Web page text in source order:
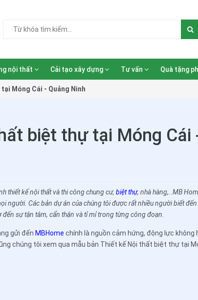
nội thất Cải tạo xây dựng Tư vấn Quà tặng
Móng Cái - Quảng Ninh
biệt thự tại Móng Cái
thiết kế nội thất và thi công chung cư,biệt thự, nhà hàng,..MB
người. Các bản dự án của chúng tôi được rất nhiều người biết
sự tận tâm, cẩn thận và tỉ mỉ trong từng công đoạn.
gửi đến MBHome chính là nguồn cảm hứng, động lực không
chúng tôi xem qua mẫu bản Thiết kế Nội thất biệt thự tại